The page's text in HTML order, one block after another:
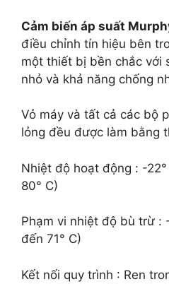
Cảm biến áp suất
điều chỉnh tín hiệu bên
một thiết bị bền chắc với
nhỏ và khả năng chống
Vỏ máy và tất cả các bộ
lỏng đều được làm bằng
Nhiệt độ hoạt động : -
80° C)
Phạm vi nhiệt độ bù trừ :
đến 71° C)
Kết nối quy trình : Ren